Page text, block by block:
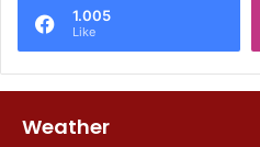
1.005
Like
Weather